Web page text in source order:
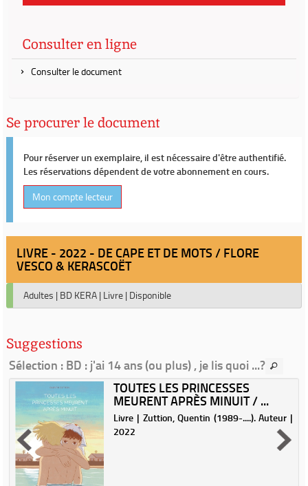
Consulter en ligne
Consulter le document
Se procurer le document
Pour réserver un exemplaire, il est nécessaire d'être authentifié.
Les réservations dépendent de votre abonnement en cours.
Mon compte lecteur
LIVRE - 2022 - DE CAPE ET DE MOTS / FLORE
VESCO & KERASCOËT
Adultes | BD KERA | Livre | Disponible
Suggestions
Sélection : BD : j'ai 14 ans (ou plus) , je lis quoi ...?
TOUTES LES PRINCESSES
MEURENT APRÈS MINUIT / ...
Livre | Zuttion, Quentin (1989-....). Auteur |
2022